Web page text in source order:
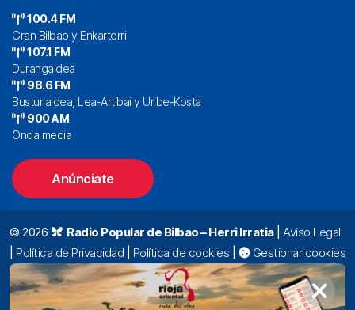
100.4 FM
Gran Bilbao y Enkarterri
107.1 FM
Durangaldea
98.6 FM
Busturialdea, Lea-Artibai y Uribe-Kosta
900 AM
Onda media
Anúnciate
© 2026 Radio Popular de Bilbao – Herri Irratia| Aviso Legal
Política de Privacidad Política de cookies
Gestionar cookies
Alda. Mazarredo, 47 – 7º 48009 Bilbao |
94 423 92 00|
oyentes@radiopopular.com